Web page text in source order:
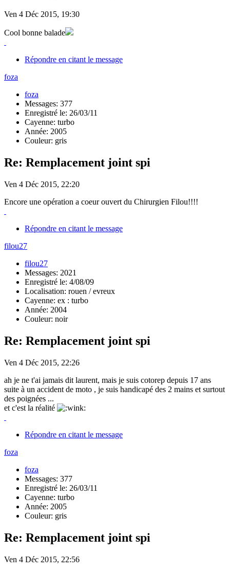
Ven 4 Déc 2015, 19:30
Cool bonne balade
Répondre en citant le message
foza
foza
Messages: 377
Enregistré le: 26/03/11
Cayenne: turbo
Année: 2005
Couleur: gris
Re: Remplacement joint spi
Ven 4 Déc 2015, 22:20
Encore une opération a coeur ouvert du Chirurgien Filou!!!!
Répondre en citant le message
filou27
filou27
Messages: 2021
Enregistré le: 4/08/09
Localisation: rouen / evreux
Cayenne: ex : turbo
Année: 2004
Couleur: noir
Re: Remplacement joint spi
Ven 4 Déc 2015, 22:26
ah je ne t'ai jamais dit laurent, mais je suis cotorep depuis 17 ans
suite à un accident de moto , je suis handicapé des 2 mains et surtout
des poignées ...
et c'est la réalité
Répondre en citant le message
foza
foza
Messages: 377
Enregistré le: 26/03/11
Cayenne: turbo
Année: 2005
Couleur: gris
Re: Remplacement joint spi
Ven 4 Déc 2015, 22:56